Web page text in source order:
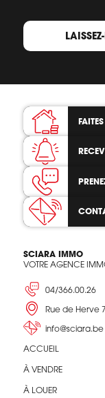
SCIARA IMMO
VOTRE AGENCE
04/366.00.26
Rue de Herve
info@sciara.be
ACCUEIL
À VENDRE
À LOUER